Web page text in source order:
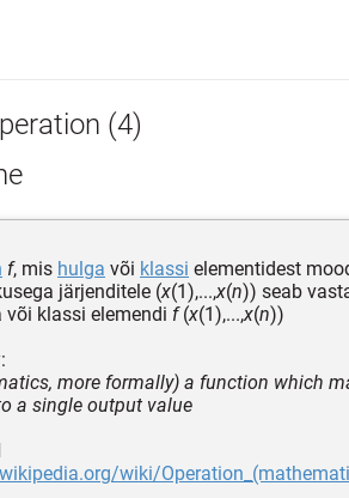
(4)
f, mis hulga või klassi elementidest
järjenditele (x(1),...,x(n)) seab
või klassi elemendi f(x(1),...,x(n))
more formally) a function which
a single output value
wiki/